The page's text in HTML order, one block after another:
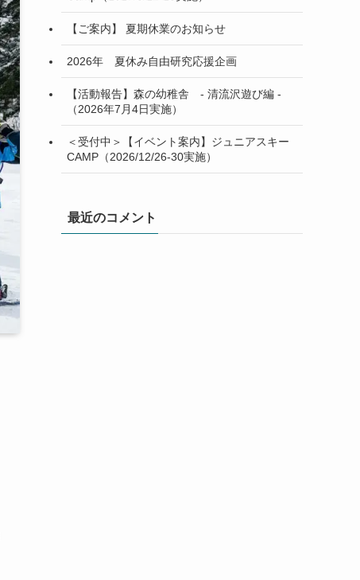
【ご案内】 夏期休業のお知らせ
2026年 夏休み自由研究応援企画
【活動報告】森の幼稚舎 - 清流沢遊び編 -
（2026年7月4日実施）
＜受付中＞【イベント案内】ジュニアスキー
CAMP（2026/12/26-30実施）
最近のコメント